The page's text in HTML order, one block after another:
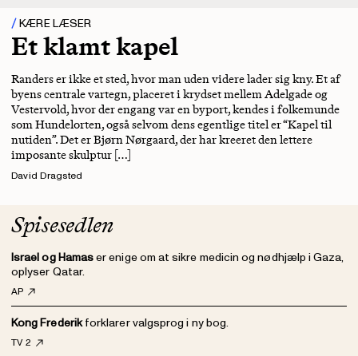
KÆRE LÆSER
Et klamt kapel
Randers er ikke et sted, hvor man uden videre lader sig kny. Et af
byens centrale vartegn, placeret i krydset mellem Adelgade og
Vestervold, hvor der engang var en byport, kendes i folkemunde
som Hundelorten, også selvom dens egentlige titel er “Kapel til
nutiden”. Det er Bjørn Nørgaard, der har kreeret den lettere
imposante skulptur […]
David Dragsted
Spisesedlen
Israel og Hamaser enige om at sikre medicin og nødhjælp i Gaza,
oplyser Qatar.
AP
Kong Frederikforklarer valgsprog i ny bog.
TV 2